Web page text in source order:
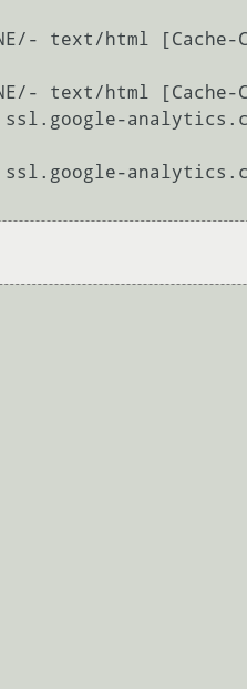
text/html [Cache-
text/html [Cache-
ssl.google-
ssl.google-